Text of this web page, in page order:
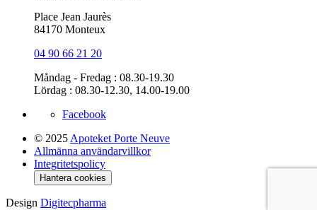
Place Jean Jaurès
84170 Monteux
04 90 66 21 20
Måndag - Fredag : 08.30-19.30
Lördag : 08.30-12.30, 14.00-19.00
Facebook
© 2025 Apoteket Porte Neuve
Allmänna användarvillkor
Integritetspolicy
Hantera cookies
Design Digitecpharma